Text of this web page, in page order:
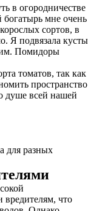
в огородничестве
богатырь мне очень
сортов, в
Я подвязала кусты
Помидоры
томатов, так как
пространство
душе всей нашей
для разных
вредителям, что